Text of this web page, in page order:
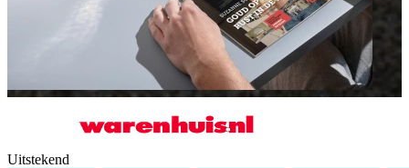
Uitstekend